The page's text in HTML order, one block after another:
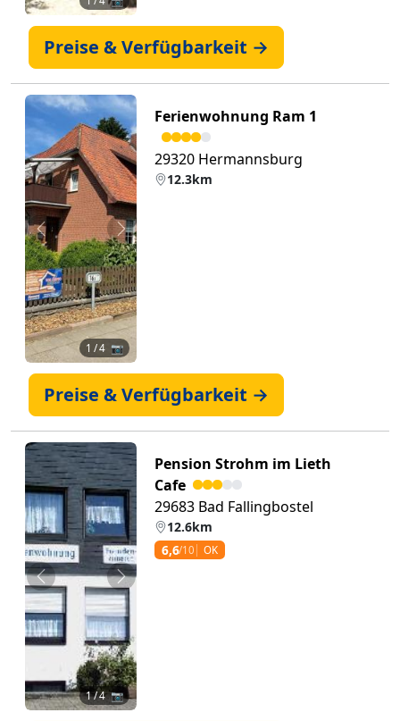
Preise & Verfügbarkeit →
Zurück Weiter
1 / 4 📷
Ferienwohnung Ram 1
29320 Hermannsburg
12.3km
Preise & Verfügbarkeit →
Zurück Weiter
1/ 4 📷
Pension Strohm im Lieth
Cafe
29683 Bad Fallingbostel
12.6km
6,6/10 OK